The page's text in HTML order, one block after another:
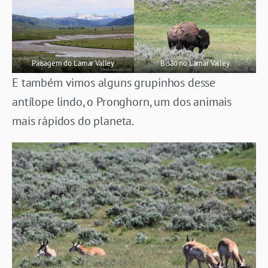
Paisagem do Lamar Valley Bisão no Lamar Valley
E também vimos alguns grupinhos desse
antílope lindo, o Pronghorn, um dos animais
mais rápidos do planeta.